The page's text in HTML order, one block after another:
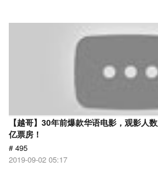
【越哥】30年前爆款华语电影，观影人
亿票房！
# 495
2019-09-02 05:17